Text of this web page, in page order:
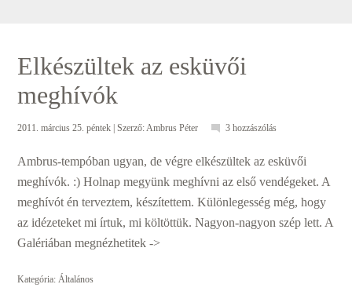
Elkészültek az esküvői
meghívók
2011. március 25. péntek | Szerző:Ambrus Péter 3 hozzászólás
Ambrus-tempóban ugyan, de végre elkészültek az esküvői
meghívók. :) Holnap megyünk meghívni az első vendégeket. A
meghívót én terveztem, készítettem. Különlegesség még, hogy
az idézeteket mi írtuk, mi költöttük. Nagyon-nagyon szép lett. A
Galériában megnézhetitek ->
Kategória: Általános